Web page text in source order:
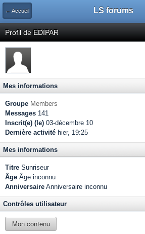
← Accueil LS forums
Profil de EDIPAR
Mes informations
Groupe Members
Messages 141
Inscrit(e) (le) 03-décembre 10
Dernière activité hier, 19:25
Mes informations
Titre Sunriseur
Âge Âge inconnu
Anniversaire Anniversaire inconnu
Contrôles utilisateur
Mon contenu